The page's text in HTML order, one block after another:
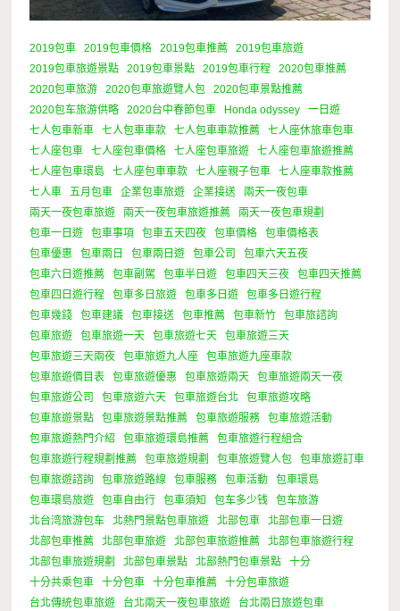
2019包車 2019包車價格 2019包車推薦
2019包車旅遊
2019包車旅遊景點
2019包車景點 2019包車行程
2020包車推薦
2020包車旅游
2020包車旅遊覽人包
2020包車景點推薦
2020包车旅游供略
2020台中春節包車 Honda odyssey
一日遊
七人包車新車
七人包車車款 七人包車車款推薦
七人座休旅車包車
七人座包車
七人座包車價格 七人座包車旅遊
七人座包車旅遊推薦
七人座包車環島
七人座包車車款 七人座親子包車
七人座車款推薦
七人車
五月包車 企業包車旅遊 企業接送
兩天一夜包車
兩天一夜包車旅遊
兩天一夜包車旅遊推薦
兩天一夜包車規劃
包車一日遊
包車事項 包車五天四夜 包車價格
包車價格表
包車優惠
包車兩日 包車兩日遊 包車公司
包車六天五夜
包車六日遊推薦
包車副駕 包車半日遊 包車四天三夜
包車四天推薦
包車四日遊行程
包車多日旅遊 包車多日遊
包車多日遊行程
包車幾錢
包車建議 包車接送 包車推薦 包車新竹
包車旅諮詢
包車旅遊
包車旅遊一天 包車旅遊七天
包車旅遊三天
包車旅遊三天兩夜
包車旅遊九人座
包車旅遊九座車款
包車旅遊價目表
包車旅遊優惠 包車旅遊兩天
包車旅遊兩天一夜
包車旅遊公司
包車旅遊六天 包車旅遊台北
包車旅遊攻略
包車旅遊景點
包車旅遊景點推薦 包車旅遊服務
包車旅遊活動
包車旅遊熱門介紹
包車旅遊環島推薦
包車旅遊行程組合
包車旅遊行程規劃推薦
包車旅遊規劃 包車旅遊覽人包
包車旅遊訂車
包車旅遊諮詢
包車旅遊路線 包車服務 包車活動
包車環島
包車環島旅遊
包車自由行 包車須知 包车多少钱
包车旅游
北台湾旅游包车
北熱門景點包車旅遊 北部包車
北部包車一日遊
北部包車推薦
北部包車旅遊 北部包車旅遊推薦
北部包車旅遊行程
北部包車旅遊規劃
北部包車景點 北部熱門包車景點
十分
十分共乘包車
十分包車 十分包車推薦
十分包車旅遊
台北傳統包車旅遊
台北兩天一夜包車旅遊
台北兩日旅遊包車